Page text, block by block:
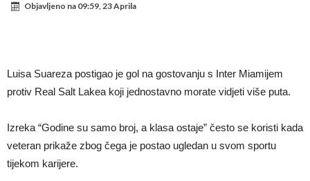
Objavljeno na 09:59, 23 Aprila
Luisa Suareza postigao je gol na gostovanju s Inter Miamijem
protiv Real Salt Lakea koji jednostavno morate vidjeti više puta.
Izreka “Godine su samo broj, a klasa ostaje” često se koristi kada
veteran prikaže zbog čega je postao ugledan u svom sportu
tijekom karijere.